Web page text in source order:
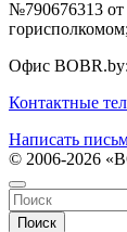
№790676313 от
горисполкомом;
Офис BOBR.by:
Контактные
Написать
© 2006-2026
Поиск